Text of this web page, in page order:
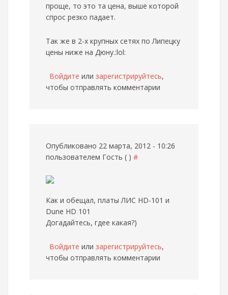
проще, то это та цена, выше которой
спрос резко падает.
Так же в 2-х крупных сетях по Липецку
цены ниже на Дюну.:lol:
Войдите или зарегистрируйтесь,
чтобы отправлять комментарии
Опубликовано 22 марта, 2012 - 10:26
пользователем Гость ( ) #
Как и обещал, платы ЛИС HD-101 и
Dune HD 101
Догадайтесь, гдее какая?)
Войдите или зарегистрируйтесь,
чтобы отправлять комментарии